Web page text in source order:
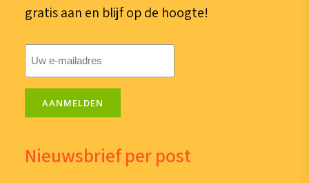
gratis aan en blijf op de hoogte!
mailadres
AANMELDEN
Nieuwsbrief per post